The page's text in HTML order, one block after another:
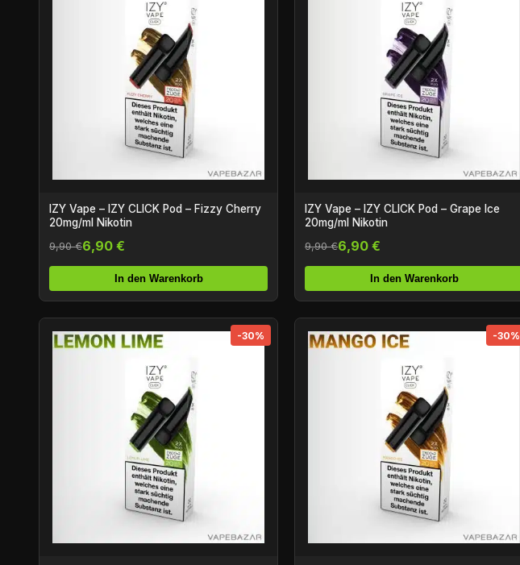
IZY Vape – IZY CLICK Pod – Fizzy Cherry
20mg/ml Nikotin
9,90 €6,90 €
In den Warenkorb
IZY Vape – IZY CLICK Pod – Grape Ice
20mg/ml Nikotin
9,90 €6,90 €
In den Warenkorb
-30% -30%